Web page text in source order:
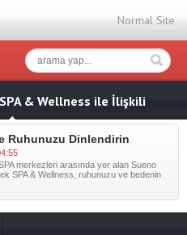
Normal Site
& Wellness ile İlişkili
Ruhunuzu Dinlendirin
merkezleri arasında yer alan Sueno
SPA & Wellness, ruhunuzu ve bedenin